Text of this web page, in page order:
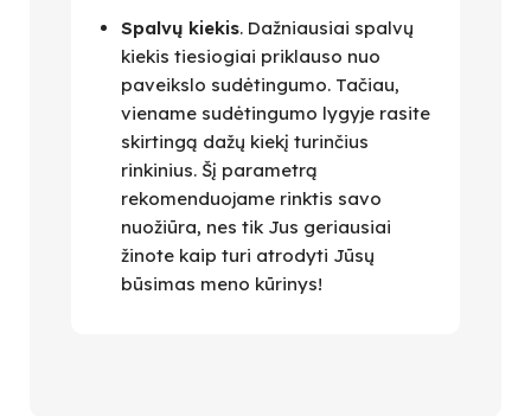
Spalvų kiekis. Dažniausiai spalvų
kiekis tiesiogiai priklauso nuo
paveikslo sudėtingumo. Tačiau,
viename sudėtingumo lygyje rasite
skirtingą dažų kiekį turinčius
rinkinius. Šį parametrą
rekomenduojame rinktis savo
nuožiūra, nes tik Jus geriausiai
žinote kaip turi atrodyti Jūsų
būsimas meno kūrinys!